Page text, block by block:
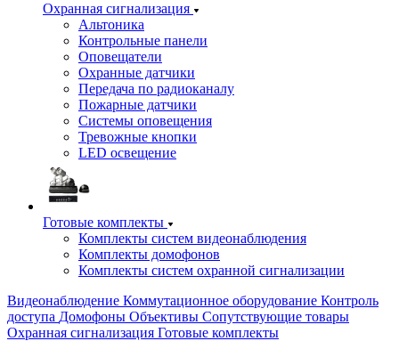
Охранная сигнализация
Альтоника
Контрольные панели
Оповещатели
Охранные датчики
Передача по радиоканалу
Пожарные датчики
Системы оповещения
Тревожные кнопки
LED освещение
Готовые комплекты
Комплекты систем видеонаблюдения
Комплекты домофонов
Комплекты систем охранной сигнализации
Видеонаблюдение Коммутационное оборудование Контроль
доступа Домофоны Объективы Сопутствующие товары
Охранная сигнализация Готовые комплекты